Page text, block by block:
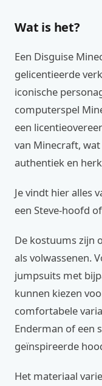
Wat is het?
Een Disguise
gelicentieerde
iconische
computerspel
een
van Minecraft,
authentiek en
Je vindt hier alles
een Steve-hoofd
De kostuums zijn
als volwassenen.
jumpsuits met
kunnen kiezen
comfortabele
Enderman of een
geïnspireerde
Het materiaal